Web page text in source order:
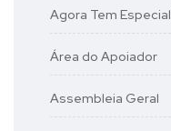
Agora Tem
Área do Apoiador
Assembleia Geral